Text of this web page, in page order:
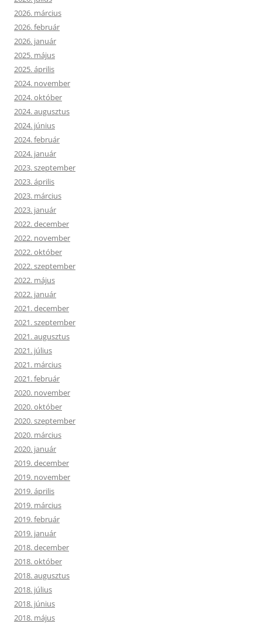
2026. március
2026. február
2026. január
2025. május
2025. április
2024. november
2024. október
2024. augusztus
2024. június
2024. február
2024. január
2023. szeptember
2023. április
2023. március
2023. január
2022. december
2022. november
2022. október
2022. szeptember
2022. május
2022. január
2021. december
2021. szeptember
2021. augusztus
2021. július
2021. március
2021. február
2020. november
2020. október
2020. szeptember
2020. március
2020. január
2019. december
2019. november
2019. április
2019. március
2019. február
2019. január
2018. december
2018. október
2018. augusztus
2018. július
2018. június
2018. május